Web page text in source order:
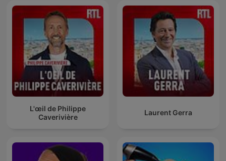
L'œil de Philippe
Caverivière
Laurent Gerra